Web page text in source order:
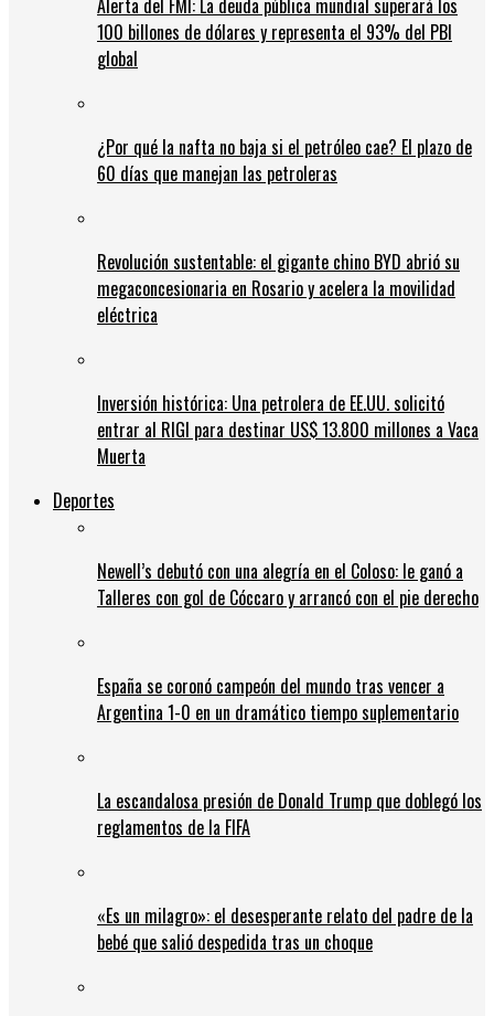
Alerta del FMI: La deuda pública mundial superará los
100 billones de dólares y representa el 93% del PBI
global
¿Por qué la nafta no baja si el petróleo cae? El plazo de
60 días que manejan las petroleras
Revolución sustentable: el gigante chino BYD abrió su
megaconcesionaria en Rosario y acelera la movilidad
eléctrica
Inversión histórica: Una petrolera de EE.UU. solicitó
entrar al RIGI para destinar US$ 13.800 millones a Vaca
Muerta
Deportes
Newell’s debutó con una alegría en el Coloso: le ganó a
Talleres con gol de Cóccaro y arrancó con el pie derecho
España se coronó campeón del mundo tras vencer a
Argentina 1-0 en un dramático tiempo suplementario
La escandalosa presión de Donald Trump que doblegó los
reglamentos de la FIFA
«Es un milagro»: el desesperante relato del padre de la
bebé que salió despedida tras un choque